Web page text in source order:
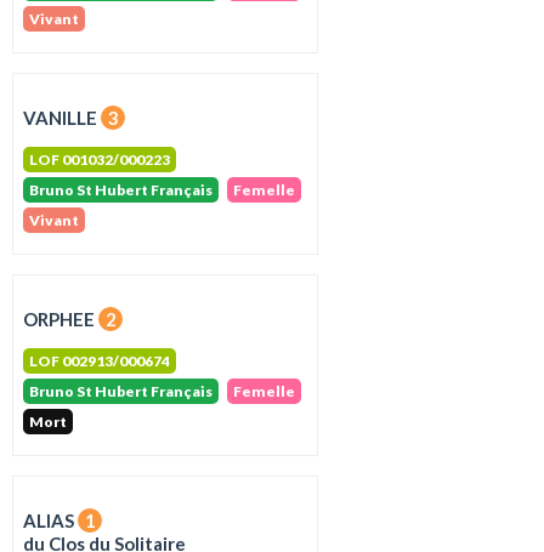
Vivant
VANILLE 3
LOF 001032/000223
Bruno St Hubert Français
Femelle
Vivant
ORPHEE 2
LOF 002913/000674
Bruno St Hubert Français
Femelle
Mort
ALIAS 1
du Clos du Solitaire